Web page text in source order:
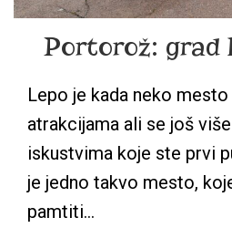
Portorož: grad
Lepo je kada neko
atrakcijama ali se još
iskustvima koje ste prvi
je jedno takvo mesto,
pamtiti…